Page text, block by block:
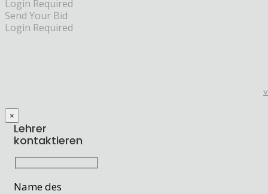
Login Required
Send Your Bid
Login Required
×
Lehrer
kontaktieren
Name des